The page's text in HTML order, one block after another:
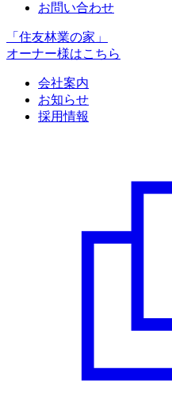
お問い合わせ
「住友林業の家」
オーナー様はこちら
会社案内
お知らせ
採用情報